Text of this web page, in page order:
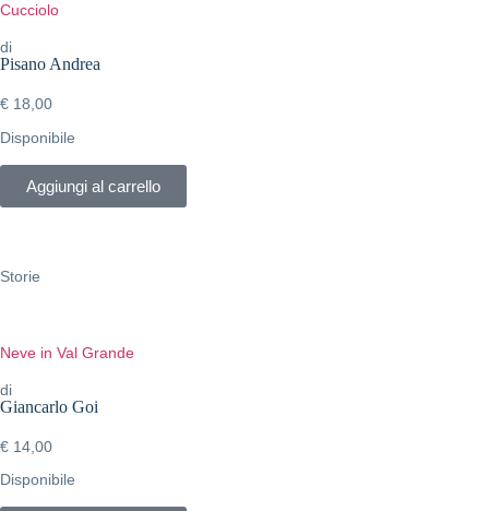
Cucciolo
di
Pisano Andrea
€ 18,00
Disponibile
Aggiungi al carrello
Storie
Neve in Val Grande
di
Giancarlo Goi
€ 14,00
Disponibile